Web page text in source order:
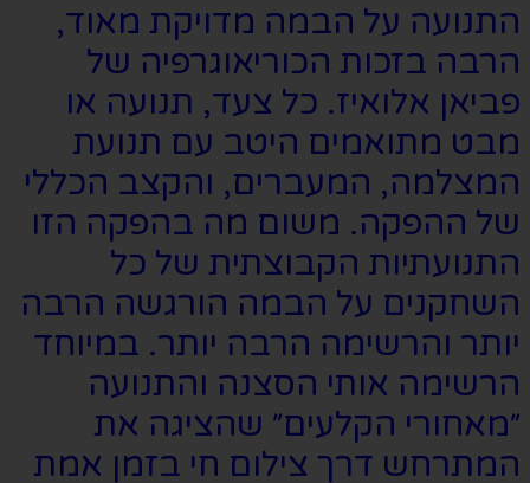
התנועה על הבמה מדויקת מאוד,
הרבה בזכות הכוריאוגרפיה של
פביאן אלואיז. כל צעד, תנועה או
מבט מתואמים היטב עם תנועת
המצלמה, המעברים, והקצב הכללי
של ההפקה. משום מה בהפקה הזו
התנועתיות הקבוצתית של כל
השחקנים על הבמה הורגשה הרבה
יותר והרשימה הרבה יותר. במיוחד
הרשימה אותי הסצנה והתנועה
״מאחורי הקלעים״ שהציגה את
המתרחש דרך צילום חי בזמן אמת